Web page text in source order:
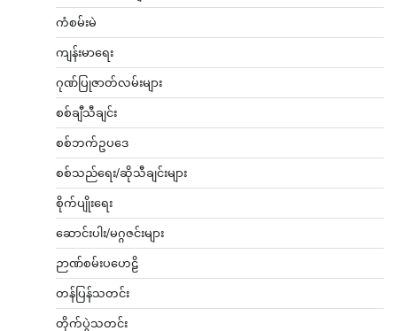
ကံစမ်းမဲ
ကျန်းမာရေး
ဂုဏ်ပြုဇာတ်လမ်းများ
စစ်ချီသီချင်း
စစ်ဘက်ဥပဒေ
စစ်သည်ရေး/ဆိုသီချင်းများ
စိုက်ပျိုးရေး
ဆောင်းပါး/မဂ္ဂဇင်းများ
ဉာဏ်စမ်းပဟေဠိ
တန်ပြန်သတင်း
တိုက်ပွဲသတင်း